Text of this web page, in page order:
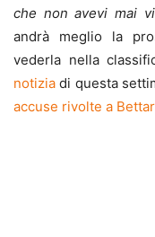
che non avevi mai
andrà meglio la
vederla nella
notiziadi questa
accuse rivolte a